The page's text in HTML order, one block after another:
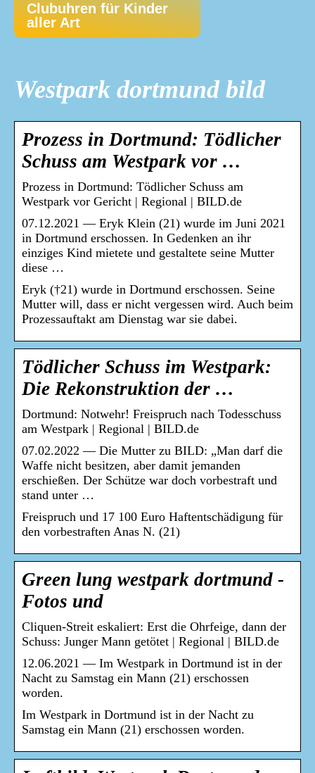
Clubuhren für Kinder
aller Art
Westpark dortmund bild
Prozess in Dortmund: Tödlicher
Schuss am Westpark vor …
Prozess in Dortmund: Tödlicher Schuss am
Westpark vor Gericht | Regional | BILD.de
07.12.2021 — Eryk Klein (21) wurde im Juni 2021
in Dortmund erschossen. In Gedenken an ihr
einziges Kind mietete und gestaltete seine Mutter
diese …
Eryk (†21) wurde in Dortmund erschossen. Seine
Mutter will, dass er nicht vergessen wird. Auch beim
Prozessauftakt am Dienstag war sie dabei.
Tödlicher Schuss im Westpark:
Die Rekonstruktion der …
Dortmund: Notwehr! Freispruch nach Todesschuss
am Westpark | Regional | BILD.de
07.02.2022 — Die Mutter zu BILD: „Man darf die
Waffe nicht besitzen, aber damit jemanden
erschießen. Der Schütze war doch vorbestraft und
stand unter …
Freispruch und 17 100 Euro Haftentschädigung für
den vorbestraften Anas N. (21)
Green lung westpark dortmund -
Fotos und
Cliquen-Streit eskaliert: Erst die Ohrfeige, dann der
Schuss: Junger Mann getötet | Regional | BILD.de
12.06.2021 — Im Westpark in Dortmund ist in der
Nacht zu Samstag ein Mann (21) erschossen
worden.
Im Westpark in Dortmund ist in der Nacht zu
Samstag ein Mann (21) erschossen worden.